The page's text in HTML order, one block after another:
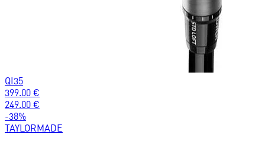
QI35
399.00 €
249.00 €
-38%
TAYLORMADE